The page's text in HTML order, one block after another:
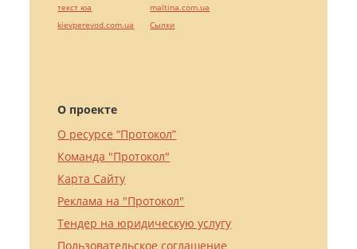
О проекте
О ресурсе “Протокол”
Команда "Протокол"
Карта Сайту
Реклама на "Протокол"
Тендер на юридическую услугу
Пользовательское соглашение
текст юа
kievperevod.com.ua
maltina.com.ua
Cылки